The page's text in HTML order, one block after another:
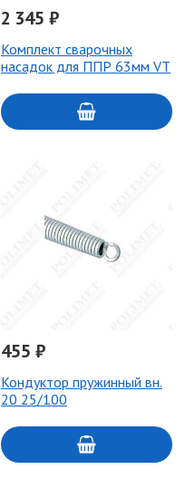
2 345 ₽
Комплект сварочных
насадок для ППР 63мм VT
455 ₽
Кондуктор пружинный вн.
20 25/100